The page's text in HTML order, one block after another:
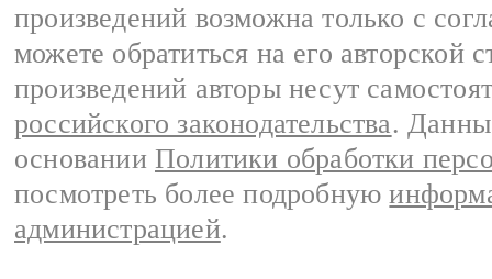
произведений возможна только с
можете обратиться на его авторской
произведений авторы несут
российского законодательства.
основании Политики обработки
посмотреть более подробную
администрацией.